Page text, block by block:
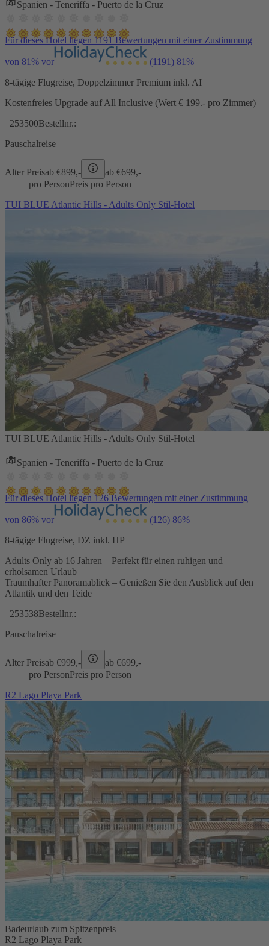
Spanien - Teneriffa - Puerto de la Cruz
Für dieses Hotel liegen 1191 Bewertungen mit einer Zustimmung
von 81% vor (1191) 81%
8-tägige Flugreise, Doppelzimmer Premium inkl. AI
Kostenfreies Upgrade auf All Inclusive (Wert € 199.- pro Zimmer)
253500Bestellnr.:
Pauschalreise
Alter Preisab €899,- ab €699,-
pro PersonPreis pro Person
TUI BLUE Atlantic Hills - Adults Only Stil-Hotel
TUI BLUE Atlantic Hills - Adults Only Stil-Hotel
Spanien - Teneriffa - Puerto de la Cruz
Für dieses Hotel liegen 126 Bewertungen mit einer Zustimmung
von 86% vor (126) 86%
8-tägige Flugreise, DZ inkl. HP
Adults Only ab 16 Jahren – Perfekt für einen ruhigen und
erholsamen Urlaub
Traumhafter Panoramablick – Genießen Sie den Ausblick auf den
Atlantik und den Teide
253538Bestellnr.:
Pauschalreise
Alter Preisab €999,- ab €699,-
pro PersonPreis pro Person
R2 Lago Playa Park
Badeurlaub zum Spitzenpreis
R2 Lago Playa Park